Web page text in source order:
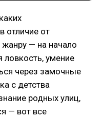
отличие от
— на начало
ловкость, умение
через замочные
с детства
родных улиц,
— вот все